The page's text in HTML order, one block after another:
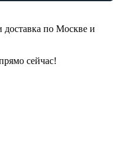
доставка по Москве и
сейчас!